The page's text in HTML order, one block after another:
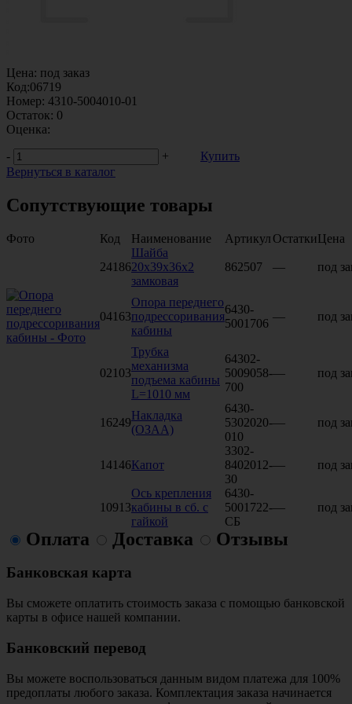
Цена: под заказ
Код:06719
Номер: 4310-5004010-01
Остаток: 0
Оценка:
-
+
Купить
Вернуться в каталог
Сопутствующие товары
Фото Код Наименование Артикул ОстаткиЦена
24186
Шайба
20х39х36х2
замковая
862507 — под
04163
Опора переднего
подрессоривания
кабины
6430-
5001706
— под
02103
Трубка
механизма
подъема кабины
L=1010 мм
64302-
5009058-
700
— под
16249
Накладка
(ОЗАА)
6430-
5302020-
010
— под
14146Капот
3302-
8402012-
30
— под
10913
Ось крепления
кабины в сб. с
гайкой
6430-
5001722-
СБ
— под
Оплата Доставка Отзывы
Банковская карта
Вы сможете оплатить стоимость заказа с помощью банковской
карты в офисе нашей компании.
Банковский перевод
Вы можете воспользоваться данным видом платежа для 100%
предоплаты любого заказа. Комплектация заказа начинается